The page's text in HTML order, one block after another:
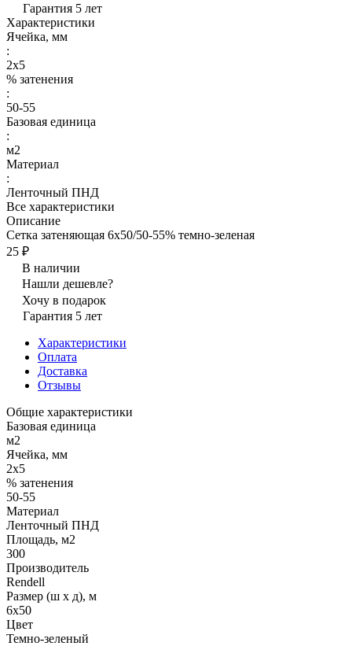
Гарантия 5 лет
Характеристики
Ячейка, мм
:
2х5
% затенения
:
50-55
Базовая единица
:
м2
Материал
:
Ленточный ПНД
Все характеристики
Описание
Сетка затеняющая 6х50/50-55% темно-зеленая
25 ₽
В наличии
Нашли дешевле?
Хочу в подарок
Гарантия 5 лет
Характеристики
Оплата
Доставка
Отзывы
Общие характеристики
Базовая единица
м2
Ячейка, мм
2х5
% затенения
50-55
Материал
Ленточный ПНД
Площадь, м2
300
Производитель
Rendell
Размер (ш х д), м
6х50
Цвет
Темно-зеленый